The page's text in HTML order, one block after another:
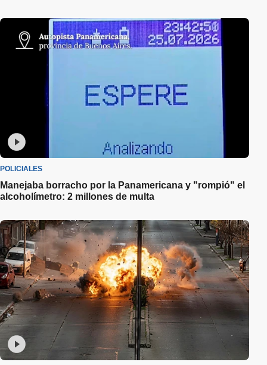
POLICIALES
Manejaba borracho por la Panamericana y "rompió" el
alcoholímetro: 2 millones de multa